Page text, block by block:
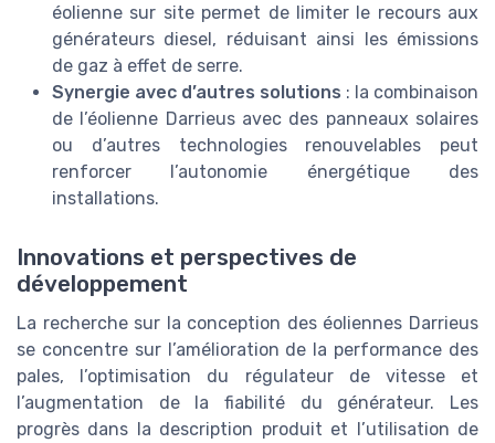
éolienne sur site permet de limiter le recours aux
générateurs diesel, réduisant ainsi les émissions
de gaz à effet de serre.
Synergie avec d’autres solutions : la combinaison
de l’éolienne Darrieus avec des panneaux solaires
ou d’autres technologies renouvelables peut
renforcer l’autonomie énergétique des
installations.
Innovations et perspectives de
développement
La recherche sur la conception des éoliennes Darrieus
se concentre sur l’amélioration de la performance des
pales, l’optimisation du régulateur de vitesse et
l’augmentation de la fiabilité du générateur. Les
progrès dans la description produit et l’utilisation de